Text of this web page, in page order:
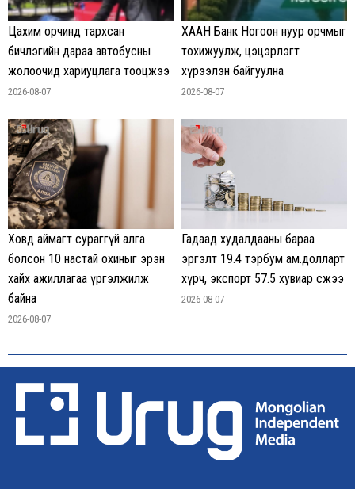
Цахим орчинд тархсан
бичлэгийн дараа автобусны
жолоочид хариуцлага тооцжээ
2026-08-07
ХААН Банк Ногоон нуур орчмыг
тохижуулж, цэцэрлэгт
хүрээлэн байгуулна
2026-08-07
Ховд аймагт сураггүй алга
болсон 10 настай охиныг эрэн
хайх ажиллагаа үргэлжилж
байна
2026-08-07
Гадаад худалдааны бараа
эргэлт 19.4 тэрбум ам.долларт
хүрч, экспорт 57.5 хувиар өсжээ
2026-08-07